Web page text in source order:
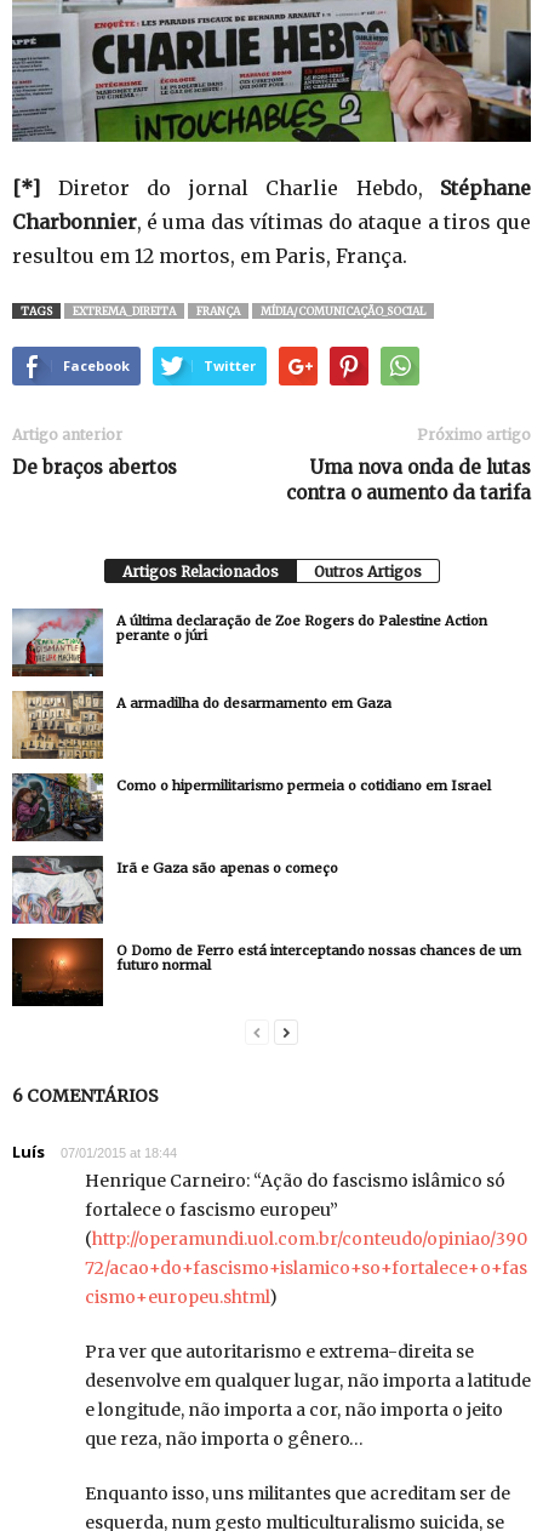
[*] Diretor do jornal Charlie Hebdo, Stéphane
Charbonnier, é uma das vítimas do ataque a tiros que
resultou em 12 mortos, em Paris, França.
TAGS EXTREMA_DIREITA FRANÇA MÍDIA/COMUNICAÇÃO_SOCIAL
Facebook Twitter
Artigo anterior
De braços abertos
Próximo artigo
Uma nova onda de lutas
contra o aumento da tarifa
Artigos Relacionados Outros Artigos
A última declaração de Zoe Rogers do Palestine Action
perante o júri
A armadilha do desarmamento em Gaza
Como o hipermilitarismo permeia o cotidiano em Israel
Irã e Gaza são apenas o começo
O Domo de Ferro está interceptando nossas chances de um
futuro normal
6 COMENTÁRIOS
Luís 07/01/2015 at 18:44
Henrique Carneiro: “Ação do fascismo islâmico só
fortalece o fascismo europeu”
(http://operamundi.uol.com.br/conteudo/opiniao/390
72/acao+do+fascismo+islamico+so+fortalece+o+fas
cismo+europeu.shtml)
Pra ver que autoritarismo e extrema-direita se
desenvolve em qualquer lugar, não importa a latitude
e longitude, não importa a cor, não importa o jeito
que reza, não importa o gênero…
Enquanto isso, uns militantes que acreditam ser de
esquerda, num gesto multiculturalismo suicida, se